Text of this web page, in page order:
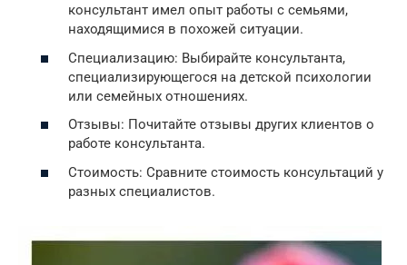
консультант имел опыт работы с семьями,
находящимися в похожей ситуации.
Специализацию: Выбирайте консультанта,
специализирующегося на детской психологии
или семейных отношениях.
Отзывы: Почитайте отзывы других клиентов о
работе консультанта.
Стоимость: Сравните стоимость консультаций у
разных специалистов.